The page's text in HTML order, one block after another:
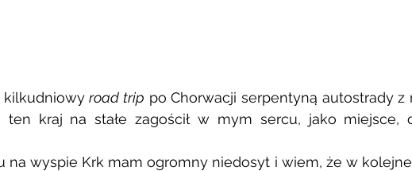
kilkudniowy road trip po Chorwacji serpentyną autostrady
ten kraj na stałe zagościł w mym sercu, jako miejsce,
na wyspie Krk mam ogromny niedosyt i wiem, że w